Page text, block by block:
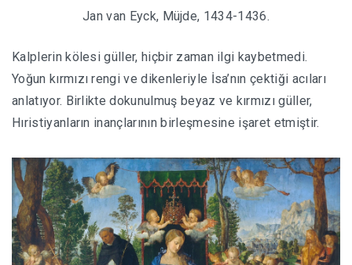
Jan van Eyck, Müjde, 1434-1436.
Kalplerin kölesi güller, hiçbir zaman ilgi kaybetmedi.
Yoğun kırmızı rengi ve dikenleriyle İsa’nın çektiği acıları
anlatıyor. Birlikte dokunulmuş beyaz ve kırmızı güller,
Hıristiyanların inançlarının birleşmesine işaret etmiştir.